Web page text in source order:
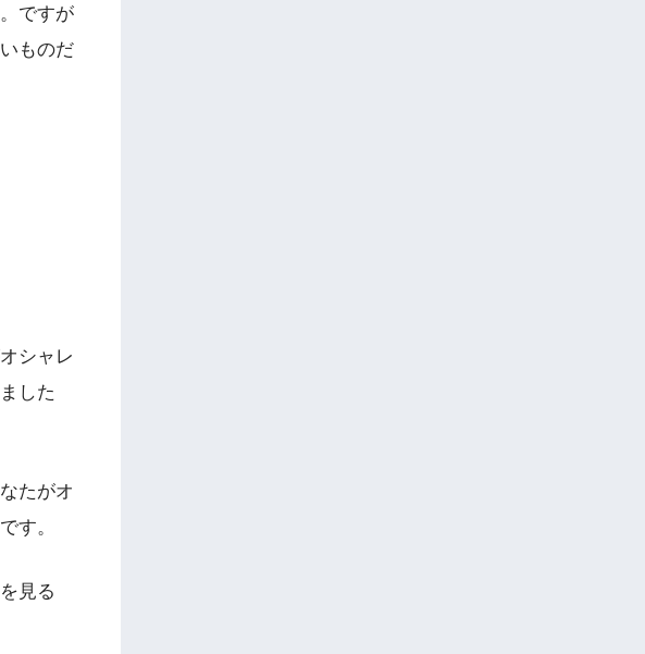
ですが
ものだ
シャレ
した
たがオ
す。
見る